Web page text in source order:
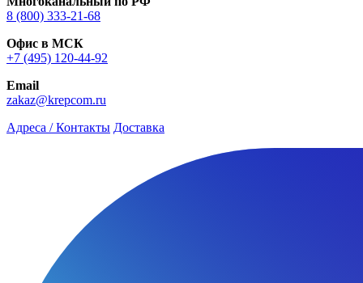
8 (800) 333‑21-68
Офис в МСК
+7 (495) 120-44-92
Email
zakaz@krepcom.ru
Адреса / Контакты Доставка